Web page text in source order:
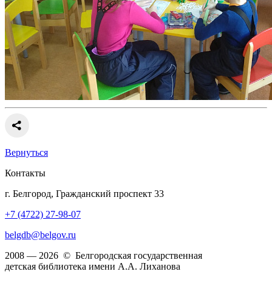
Вернуться
Контакты
г. Белгород, Гражданский проспект 33
+7 (4722) 27-98-07
belgdb@belgov.ru
2008 — 2026 © Белгородская государственная
детская библиотека имени А.А. Лиханова